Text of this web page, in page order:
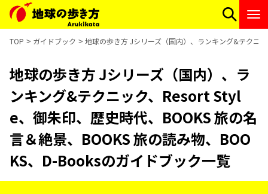
TOP ガイドブック 地球の歩き方 Jシリーズ（国内）、ランキング&テクニ
地球の歩き方 Jシリーズ（国内）、ラ
ンキング&テクニック、Resort Styl
e、御朱印、歴史時代、BOOKS 旅の名
言＆絶景、BOOKS 旅の読み物、BOO
KS、D-Booksのガイドブック一覧